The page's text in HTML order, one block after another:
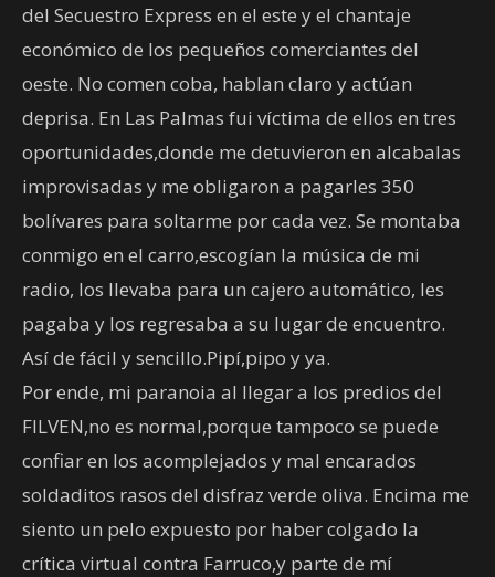
del Secuestro Express en el este y el chantaje
económico de los pequeños comerciantes del
oeste. No comen coba, hablan claro y actúan
deprisa. En Las Palmas fui víctima de ellos en tres
oportunidades,donde me detuvieron en alcabalas
improvisadas y me obligaron a pagarles 350
bolívares para soltarme por cada vez. Se montaba
conmigo en el carro,escogían la música de mi
radio, los llevaba para un cajero automático, les
pagaba y los regresaba a su lugar de encuentro.
Así de fácil y sencillo.Pipí,pipo y ya.
Por ende, mi paranoia al llegar a los predios del
FILVEN,no es normal,porque tampoco se puede
confiar en los acomplejados y mal encarados
soldaditos rasos del disfraz verde oliva. Encima me
siento un pelo expuesto por haber colgado la
crítica virtual contra Farruco,y parte de mí